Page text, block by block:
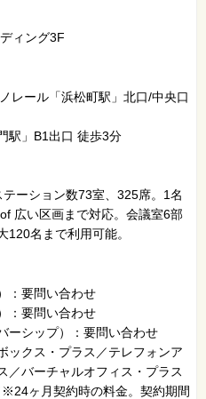
ィング3F
レール「浜松町駅」北口/中央口
駅」B1出口 徒歩3分
ーション数73室、325席。1名
広い区画まで対応。会議室6部
120名まで利用可能。
：要問い合わせ
：要問い合わせ
ーシップ）：要問い合わせ
ックス・プラス／テレフォンア
／バーチャルオフィス・プラス
ヶ月契約時の料金。契約期間